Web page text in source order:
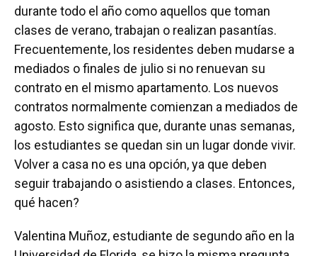
durante todo el año como aquellos que toman
clases de verano, trabajan o realizan pasantías.
Frecuentemente, los residentes deben mudarse a
mediados o finales de julio si no renuevan su
contrato en el mismo apartamento. Los nuevos
contratos normalmente comienzan a mediados de
agosto. Esto significa que, durante unas semanas,
los estudiantes se quedan sin un lugar donde vivir.
Volver a casa no es una opción, ya que deben
seguir trabajando o asistiendo a clases. Entonces,
qué hacen?
Valentina Muñoz, estudiante de segundo año en la